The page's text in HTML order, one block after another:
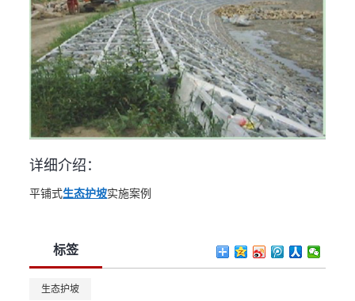
详细介绍：
平铺式生态护坡实施案例
标签
生态护坡